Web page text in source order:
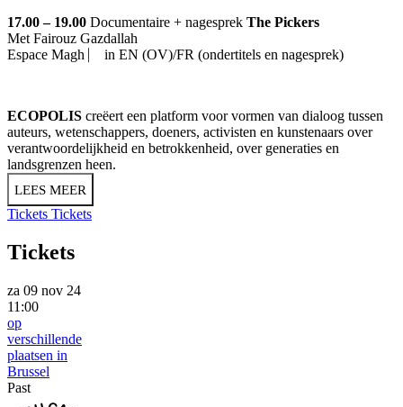
17.00 – 19.00 Documentaire + nagesprek The Pickers
Met Fairouz Gazdallah
Espace Magh ⎸ in EN (OV)/FR (ondertitels en nagesprek)
ECOPOLIS creëert een platform voor vormen van dialoog tussen
auteurs, wetenschappers, doeners, activisten en kunstenaars over
verantwoordelijkheid en betrokkenheid, over generaties en
landsgrenzen heen.
LEES MEER
Tickets Tickets
Tickets
za 09 nov 24
11:00
op
verschillende
plaatsen in
Brussel
Past